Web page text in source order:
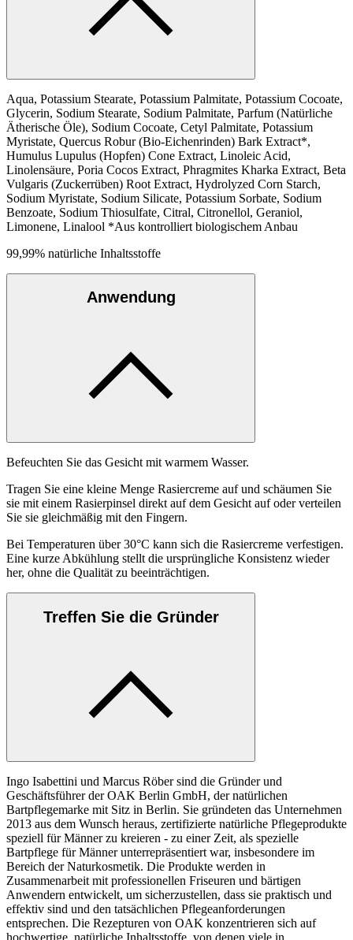
Aqua, Potassium Stearate, Potassium Palmitate, Potassium Cocoate,
Glycerin, Sodium Stearate, Sodium Palmitate, Parfum (Natürliche
Ätherische Öle), Sodium Cocoate, Cetyl Palmitate, Potassium
Myristate, Quercus Robur (Bio-Eichenrinden) Bark Extract*,
Humulus Lupulus (Hopfen) Cone Extract, Linoleic Acid,
Linolensäure, Poria Cocos Extract, Phragmites Kharka Extract, Beta
Vulgaris (Zuckerrüben) Root Extract, Hydrolyzed Corn Starch,
Sodium Myristate, Sodium Silicate, Potassium Sorbate, Sodium
Benzoate, Sodium Thiosulfate, Citral, Citronellol, Geraniol,
Limonene, Linalool *Aus kontrolliert biologischem Anbau
99,99% natürliche Inhaltsstoffe
Anwendung
Befeuchten Sie das Gesicht mit warmem Wasser.
Tragen Sie eine kleine Menge Rasiercreme auf und schäumen Sie
sie mit einem Rasierpinsel direkt auf dem Gesicht auf oder verteilen
Sie sie gleichmäßig mit den Fingern.
Bei Temperaturen über 30°C kann sich die Rasiercreme verfestigen.
Eine kurze Abkühlung stellt die ursprüngliche Konsistenz wieder
her, ohne die Qualität zu beeinträchtigen.
Treffen Sie die Gründer
Ingo Isabettini und Marcus Röber sind die Gründer und
Geschäftsführer der OAK Berlin GmbH, der natürlichen
Bartpflegemarke mit Sitz in Berlin. Sie gründeten das Unternehmen
2013 aus dem Wunsch heraus, zertifizierte natürliche Pflegeprodukte
speziell für Männer zu kreieren - zu einer Zeit, als spezielle
Bartpflege für Männer unterrepräsentiert war, insbesondere im
Bereich der Naturkosmetik. Die Produkte werden in
Zusammenarbeit mit professionellen Friseuren und bärtigen
Anwendern entwickelt, um sicherzustellen, dass sie praktisch und
effektiv sind und den tatsächlichen Pflegeanforderungen
entsprechen. Die Rezepturen von OAK konzentrieren sich auf